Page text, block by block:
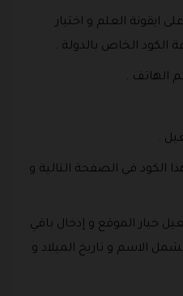
ايقونة العلم و اختيار
الكود الخاص بالدولة .
الهاتف .
.
الكود في الصفحة التالية و
خيار الموقع و إدخال باقي
الاسم و تاريخ الميلاد و